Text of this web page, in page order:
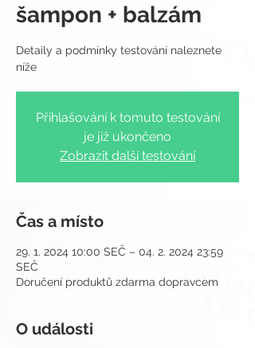
šampon + balzám
Detaily a podmínky testování naleznete
Přihlašování k tomuto testování
je již ukončeno
Zobrazit další testování
Čas a místo
29. 1. 2024 10:00 SEČ – 04. 2. 2024 23:59
SEČ
Doručení produktů zdarma dopravcem
O události